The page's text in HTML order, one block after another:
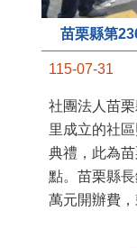
苗栗縣第
115-07-31
社團法人苗
里成立的社
典禮，此為
點。苗栗縣
萬元開辦費